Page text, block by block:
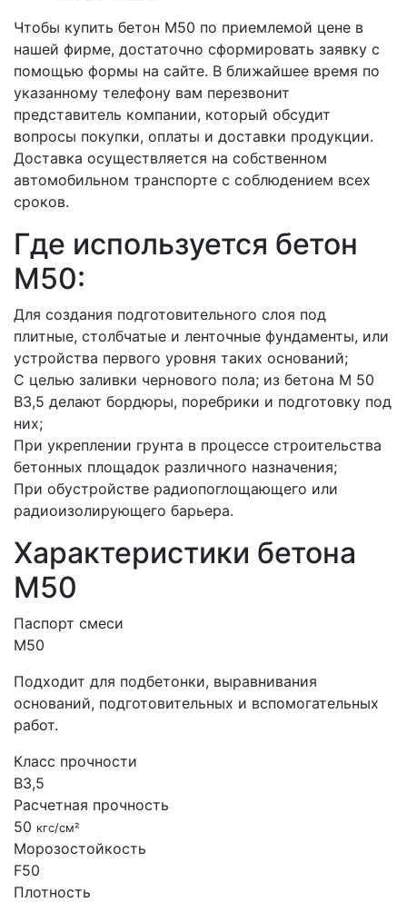
Чтобы купить бетон М50 по приемлемой цене в
нашей фирме, достаточно сформировать заявку с
помощью формы на сайте. В ближайшее время по
указанному телефону вам перезвонит
представитель компании, который обсудит
вопросы покупки, оплаты и доставки продукции.
Доставка осуществляется на собственном
автомобильном транспорте с соблюдением всех
сроков.
Где используется бетон
M50:
Для создания подготовительного слоя под
плитные, столбчатые и ленточные фундаменты, или
устройства первого уровня таких оснований;
С целью заливки чернового пола; из бетона M 50
B3,5 делают бордюры, поребрики и подготовку под
них;
При укреплении грунта в процессе строительства
бетонных площадок различного назначения;
При обустройстве радиопоглощающего или
радиоизолирующего барьера.
Характеристики бетона
М50
Паспорт смеси
М50
Подходит для подбетонки, выравнивания
оснований, подготовительных и вспомогательных
работ.
Класс прочности
B3,5
Расчетная прочность
50 кгс/см²
Морозостойкость
F50
Плотность